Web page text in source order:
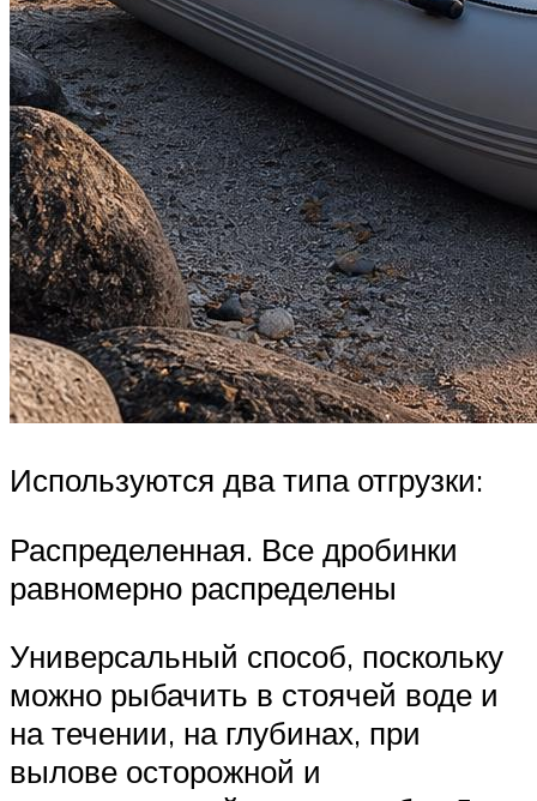
Используются два типа отгрузки:
Распределенная. Все дробинки
равномерно распределены
Универсальный способ, поскольку
можно рыбачить в стоячей воде и
на течении, на глубинах, при
вылове осторожной и